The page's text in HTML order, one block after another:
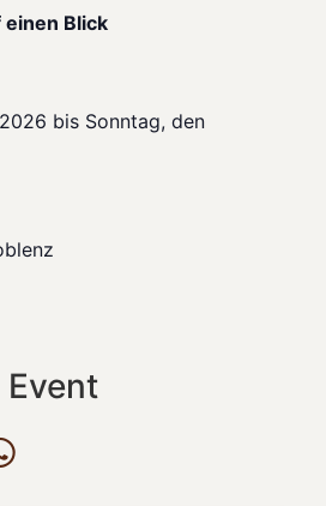
Blick
bis Sonntag, den
Event